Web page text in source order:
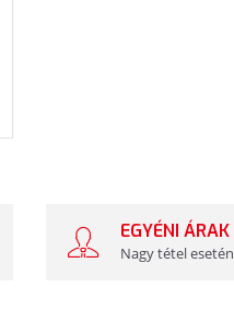
EGYÉNI ÁRAK
Nagy tétel esetén